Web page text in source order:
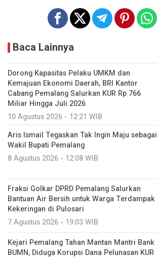
Baca Lainnya
Dorong Kapasitas Pelaku UMKM dan
Kemajuan Ekonomi Daerah, BRI Kantor
Cabang Pemalang Salurkan KUR Rp 766
Miliar Hingga Juli 2026
10 Agustus 2026 - 12:21 WIB
Aris Ismail Tegaskan Tak Ingin Maju sebagai
Wakil Bupati Pemalang
8 Agustus 2026 - 12:08 WIB
Fraksi Golkar DPRD Pemalang Salurkan
Bantuan Air Bersih untuk Warga Terdampak
Kekeringan di Pulosari
7 Agustus 2026 - 19:03 WIB
Kejari Pemalang Tahan Mantan Mantri Bank
BUMN, Diduga Korupsi Dana Pelunasan KUR